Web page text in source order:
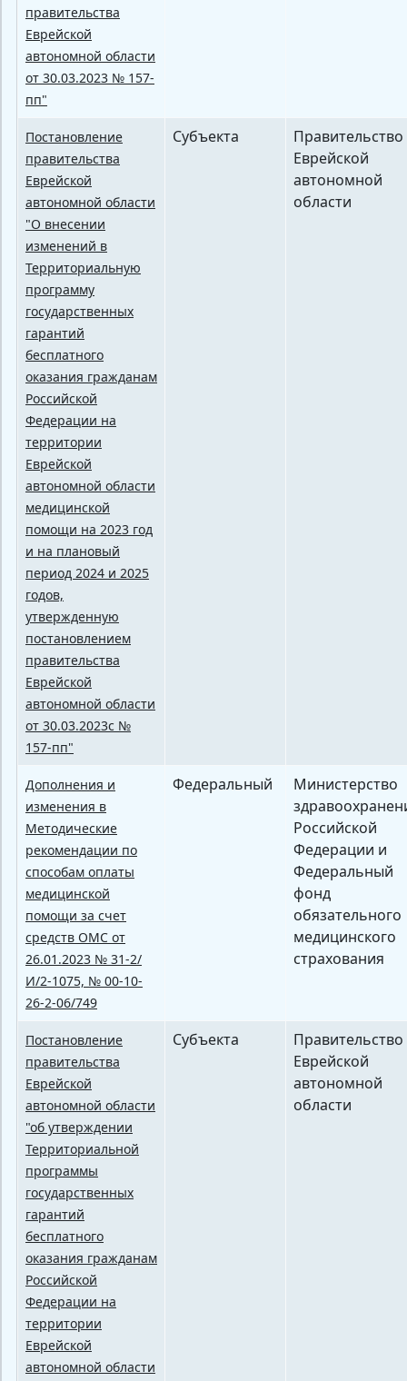
правительства
Еврейской
автономной области
от 30.03.2023 № 157-
пп"
Постановление
правительства
Еврейской
автономной области
"О внесении
изменений в
Территориальную
программу
государственных
гарантий
бесплатного
оказания гражданам
Российской
Федерации на
территории
Еврейской
автономной области
медицинской
помощи на 2023 год
и на плановый
период 2024 и 2025
годов,
утвержденную
постановлением
правительства
Еврейской
автономной области
от 30.03.2023с №
157-пп"
Субъекта
Правительство
Еврейской
автономной
области
Дополнения и
изменения в
Методические
рекомендации по
способам оплаты
медицинской
помощи за счет
средств ОМС от
26.01.2023 № 31-2/
И/2-1075, № 00-10-
26-2-06/749
Федеральный
Министерство
Российской
Федерации и
Федеральный
фонд
обязательного
медицинского
страхования
Постановление
правительства
Еврейской
автономной области
"об утверждении
Территориальной
программы
государственных
гарантий
бесплатного
оказания гражданам
Российской
Федерации на
территории
Еврейской
автономной области
Субъекта
Правительство
Еврейской
автономной
области